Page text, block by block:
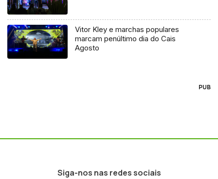
Vitor Kley e marchas populares
marcam penúltimo dia do Cais
Agosto
PUB
Siga-nos nas redes sociais